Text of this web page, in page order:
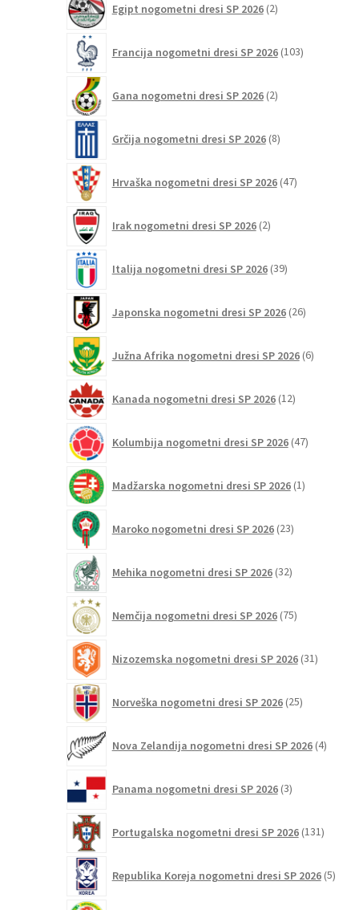
Egipt nogometni dresi SP 2026 2izdelka
Francija nogometni dresi SP 2026 103izdelki
Gana nogometni dresi SP 2026 2izdelka
Grčija nogometni dresi SP 2026 8izdelkov
Hrvaška nogometni dresi SP 2026 47izdelkov
Irak nogometni dresi SP 2026 2izdelka
Italija nogometni dresi SP 2026 39izdelkov
Japonska nogometni dresi SP 2026 26izdelkov
Južna Afrika nogometni dresi SP 2026 6izdelkov
Kanada nogometni dresi SP 2026 12izdelkov
Kolumbija nogometni dresi SP 2026 47izdelkov
Madžarska nogometni dresi SP 2026 1izdelek
Maroko nogometni dresi SP 2026 23izdelkov
Mehika nogometni dresi SP 2026 32izdelkov
Nemčija nogometni dresi SP 2026 75izdelkov
Nizozemska nogometni dresi SP 2026 31izdelkov
Norveška nogometni dresi SP 2026 25izdelkov
Nova Zelandija nogometni dresi SP 2026 4izdelki
Panama nogometni dresi SP 2026 3izdelki
Portugalska nogometni dresi SP 2026 131
Republika Koreja nogometni dresi SP 2026 5